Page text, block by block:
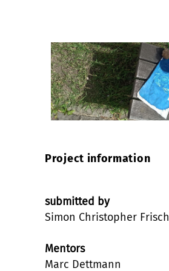
Project information
submitted by
Simon Christopher Frisch
Mentors
Marc Dettmann